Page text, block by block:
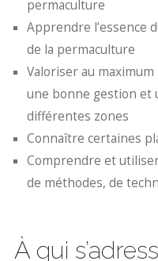
permaculture
Apprendre l’essence
de la permaculture
Valoriser au
une bonne gestion et
différentes zones
Connaître certaines
Comprendre et
de méthodes, de
À qui